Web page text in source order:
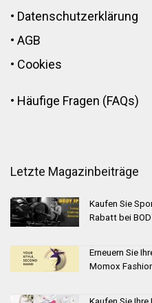
• Datenschutzerklärung
• AGB
• Cookies
• Häufige Fragen (FAQs)
Letzte Magazinbeiträge
Kaufen Sie
Rabatt bei
Erneuern Sie
Momox